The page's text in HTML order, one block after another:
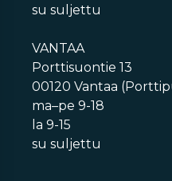
su suljettu
VANTAA
Porttisuontie 13
00120 Vantaa
ma–pe 9-18
la 9-15
su suljettu